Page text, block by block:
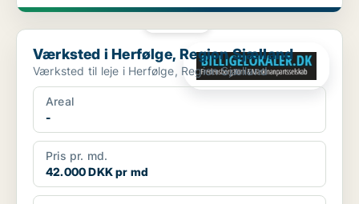
Værksted i Herfølge, Region Sjælland
Værksted i Herfølge, Region Sjælland
Værksted til leje i Herfølge, Region Sjælland
Areal
-
Pris pr. md.
42.000 DKK pr md